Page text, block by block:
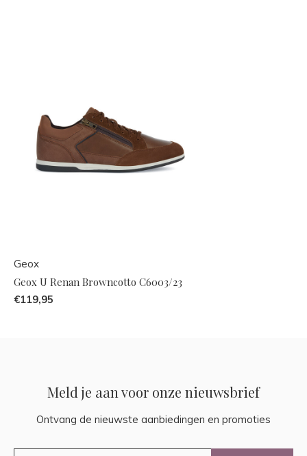
Geox
Geox U Renan Browncotto C6003/23
€119,95
Meld je aan voor onze nieuwsbrief
Ontvang de nieuwste aanbiedingen en promoties